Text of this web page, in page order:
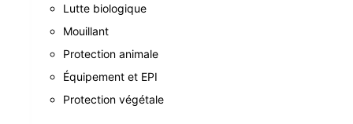
Lutte biologique
Mouillant
Protection animale
Équipement et EPI
Protection végétale